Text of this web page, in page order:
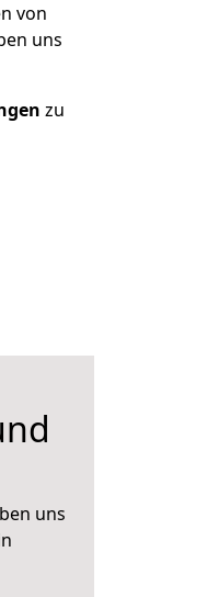
von
uns
zu
uns